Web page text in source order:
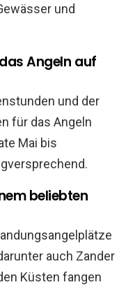
und
Angeln auf
und der
für das Angeln
Mai bis
beliebten
auch Zander
Küsten fangen